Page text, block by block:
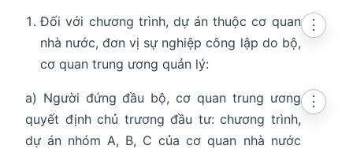
Đối với chương trình, dự án thuộc cơ quan
nhà nước, đơn vị sự nghiệp công lập do bộ,
cơ quan trung ương quản lý:
⋮
a) Người đứng đầu bộ, cơ quan trung ương
quyết định chủ trương đầu tư: chương trình,
dự án nhóm A, B, C của cơ quan nhà nước
⋮